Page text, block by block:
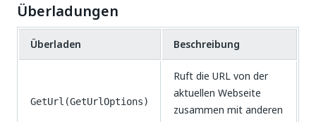
Überladungen
Überladen Beschreibung
GetUrl(GetUrlOptions)
Ruft die URL von der
aktuellen Webseite
zusammen mit anderen